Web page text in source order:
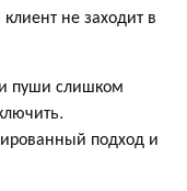
не заходит в
пуши слишком
подход и